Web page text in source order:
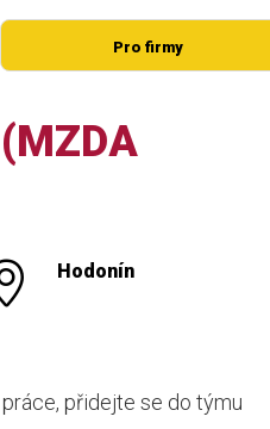
Pro firmy
Hodonín
přidejte se do týmu